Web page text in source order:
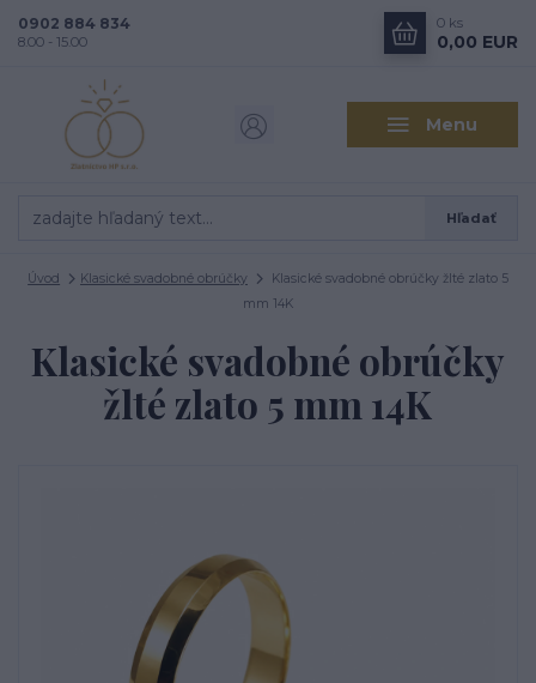
Menu
Hľadať
0902 884 834
8.00 - 15.00
0 ks
0,00 EUR
Úvod Klasické svadobné obrúčky
Klasické svadobné obrúčky žlté zlato 5
mm 14K
Klasické svadobné obrúčky
žlté zlato 5 mm 14K